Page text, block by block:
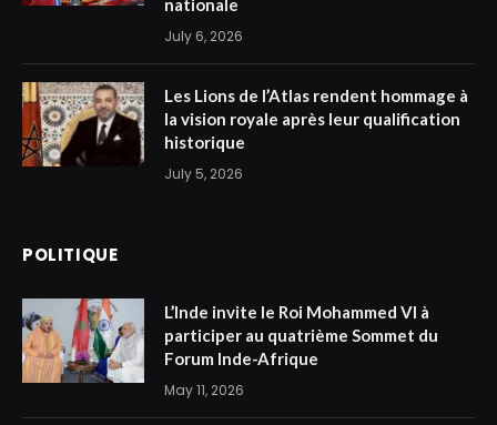
nationale
July 6, 2026
Les Lions de l’Atlas rendent hommage à
la vision royale après leur qualification
historique
July 5, 2026
POLITIQUE
L’Inde invite le Roi Mohammed VI à
participer au quatrième Sommet du
Forum Inde-Afrique
May 11, 2026